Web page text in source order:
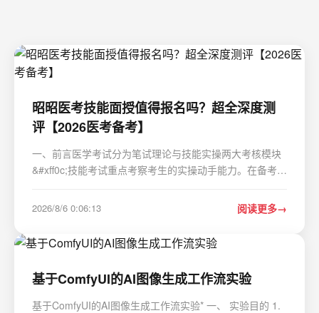
昭昭医考技能面授值得报名吗？超全深度测
评【2026医考备考】
一、前言医学考试分为笔试理论与技能实操两大考核模块
&#xff0c;技能考试重点考察考生的实操动手能力。在备考过
操流程不熟练、细节把控不到位、临场状态不稳定等问
2026/8/6 0:06:13 阅读更多
基于ComfyUI的AI图像生成工作流实验
基于ComfyUI的AI图像生成工作流实验* 一、 实验目的 1.